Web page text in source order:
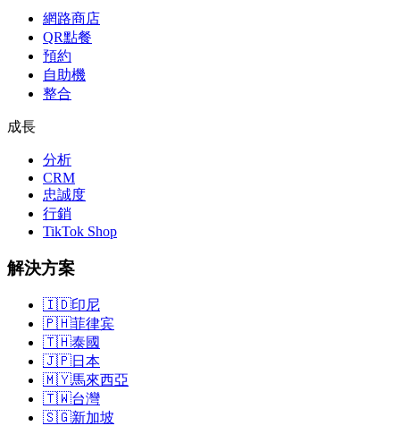
網路商店
QR點餐
預約
自助機
整合
成長
分析
CRM
忠誠度
行銷
TikTok Shop
解決方案
🇮🇩印尼
🇵🇭菲律宾
🇹🇭泰國
🇯🇵日本
🇲🇾馬來西亞
🇹🇼台灣
🇸🇬新加坡